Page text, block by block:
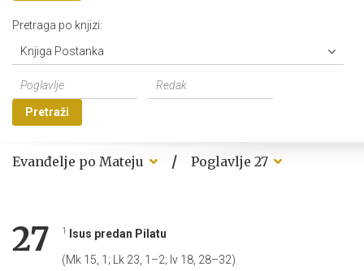
Pretraga po knjizi:
Knjiga Postanka
Pretraži
Evanđelje po Mateju / Poglavlje 27
27 1
Isus predan Pilatu
(Mk 15, 1; Lk 23, 1–2; Iv 18, 28–32)